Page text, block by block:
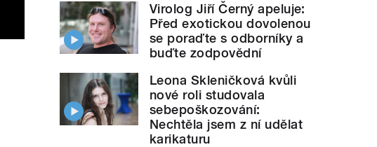
Virolog Jiří Černý apeluje:
Před exotickou dovolenou
se poraďte s odborníky a
buďte zodpovědní
Leona Skleničková kvůli
nové roli studovala
sebepoškozování:
Nechtěla jsem z ní udělat
karikaturu